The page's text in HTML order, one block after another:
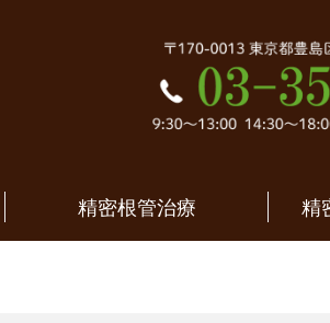
よる精密根管治療｜東
精密根管治療 精